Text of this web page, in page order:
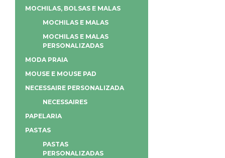
MOCHILAS, BOLSAS E MALAS
MOCHILAS E MALAS
MOCHILAS E MALAS
PERSONALIZADAS
MODA PRAIA
MOUSE E MOUSE PAD
NECESSAIRE PERSONALIZADA
NECESSAIRES
PAPELARIA
PASTAS
PASTAS
PERSONALIZADAS